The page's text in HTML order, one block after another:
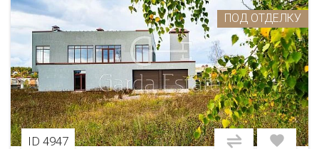
ПОД ОТДЕЛКУ
ID 4947